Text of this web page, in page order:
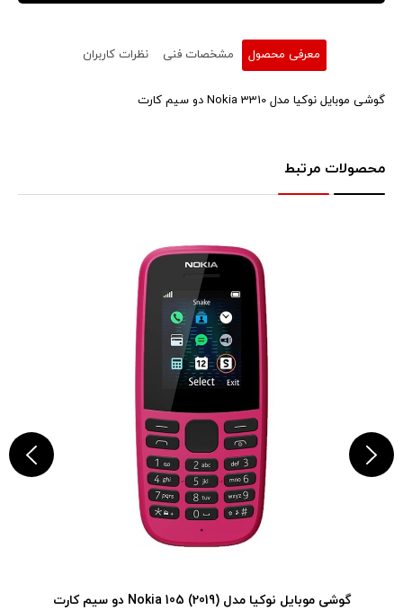
معرفی محصول مشخصات فنی نظرات کاربران
گوشی موبایل نوکیا مدل Nokia 3310 دو سیم کارت
محصولات مرتبط
گوشی موبایل نوکیا مدل (2019) Nokia 105 دو سیم کارت